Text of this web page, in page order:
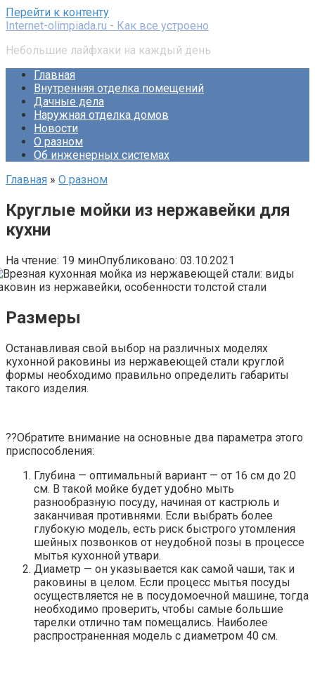
Перейти к контенту
Internet-olimpiada.ru - Как все устроено
Небольшие лайфхаки на каждый день
Главная
Внутренняя отделка помещений
Дачные дела
Наружная отделка домов
Новости
О разном
Об инженерных системах
Главная » О разном
Круглые мойки из нержавейки для
кухни
На чтение: 19 минОпубликовано: 03.10.2021
Размеры
Останавливая свой выбор на различных моделях
кухонной раковины из нержавеющей стали круглой
формы необходимо правильно определить габариты
такого изделия.
??Обратите внимание на основные два параметра этого
приспособления:
Глубина — оптимальный вариант — от 16 см до 20
см. В такой мойке будет удобно мыть
разнообразную посуду, начиная от кастрюль и
заканчивая противнями. Если выбрать более
глубокую модель, есть риск быстрого утомления
шейных позвонков от неудобной позы в процессе
мытья кухонной утвари.
Диаметр — он указывается как самой чаши, так и
раковины в целом. Если процесс мытья посуды
осуществляется не в посудомоечной машине, тогда
необходимо проверить, чтобы самые большие
тарелки отлично там помещались. Наиболее
распространенная модель с диаметром 40 см.